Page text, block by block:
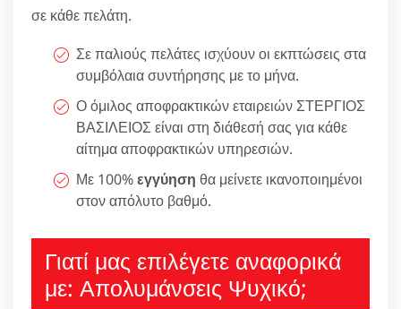
σε κάθε πελάτη.
Σε παλιούς πελάτες ισχύουν οι εκπτώσεις στα
συμβόλαια συντήρησης με το μήνα.
Ο όμιλος αποφρακτικών εταιρειών ΣΤΕΡΓΙΟΣ
ΒΑΣΙΛΕΙΟΣ είναι στη διάθεσή σας για κάθε
αίτημα αποφρακτικών υπηρεσιών.
Με 100%εγγύηση θα μείνετε ικανοποιημένοι
στον απόλυτο βαθμό.
Γιατί μας επιλέγετε αναφορικά
με: Απολυμάνσεις Ψυχικό;